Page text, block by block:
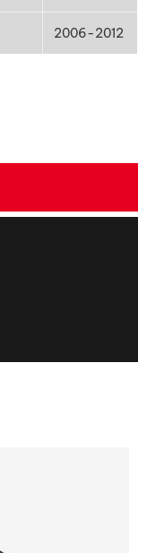
2006-2012